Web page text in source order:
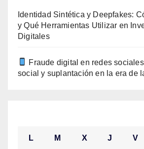
Identidad Sintética y Deepfakes:
y Qué Herramientas Utilizar en
Digitales
Fraude digital en redes
social y suplantación en la era de
L M X J V